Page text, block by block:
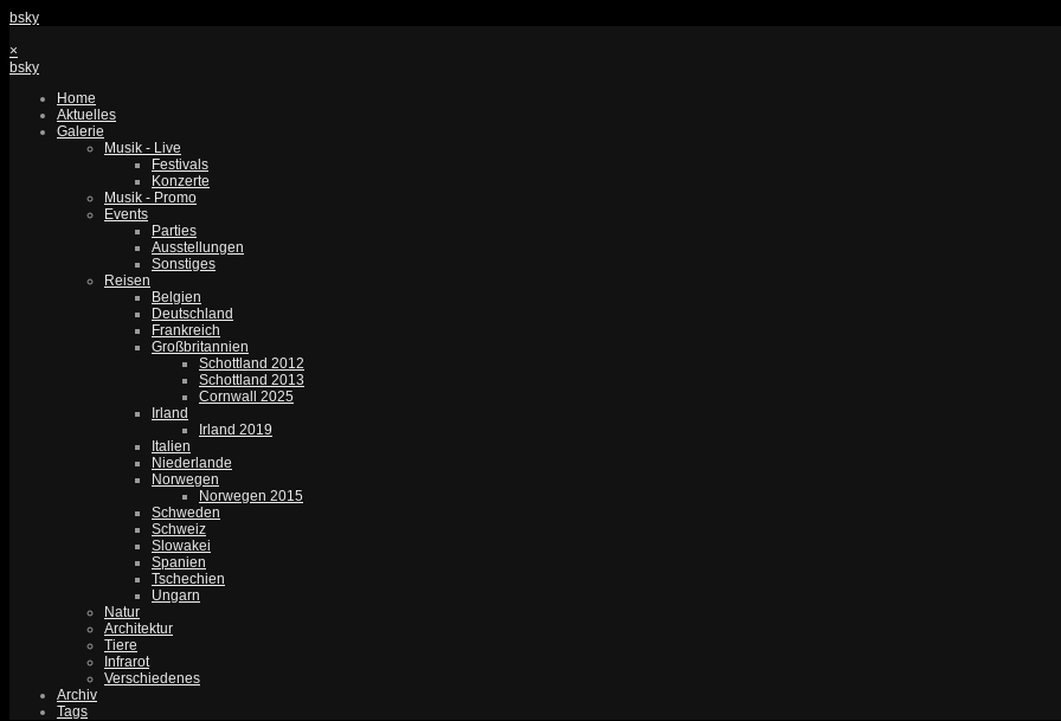
bsky
×
bsky
Home
Aktuelles
Galerie
Musik - Live
Festivals
Konzerte
Musik - Promo
Events
Parties
Ausstellungen
Sonstiges
Reisen
Belgien
Deutschland
Frankreich
Großbritannien
Schottland 2012
Schottland 2013
Cornwall 2025
Irland
Irland 2019
Italien
Niederlande
Norwegen
Norwegen 2015
Schweden
Schweiz
Slowakei
Spanien
Tschechien
Ungarn
Natur
Architektur
Tiere
Infrarot
Verschiedenes
Archiv
Tags